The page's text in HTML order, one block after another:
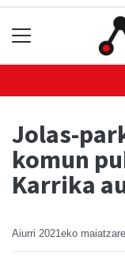
Jolas-
komun
Karrika
Aiurri 2021eko